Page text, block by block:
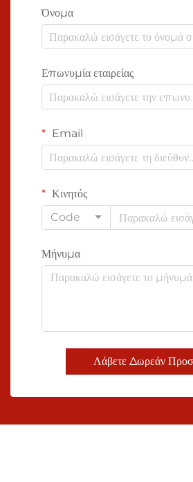
Όνομα
Επωνυμία εταιρείας
Email
Κινητός
Code
Μήνυμα
Λάβετε Δωρεάν